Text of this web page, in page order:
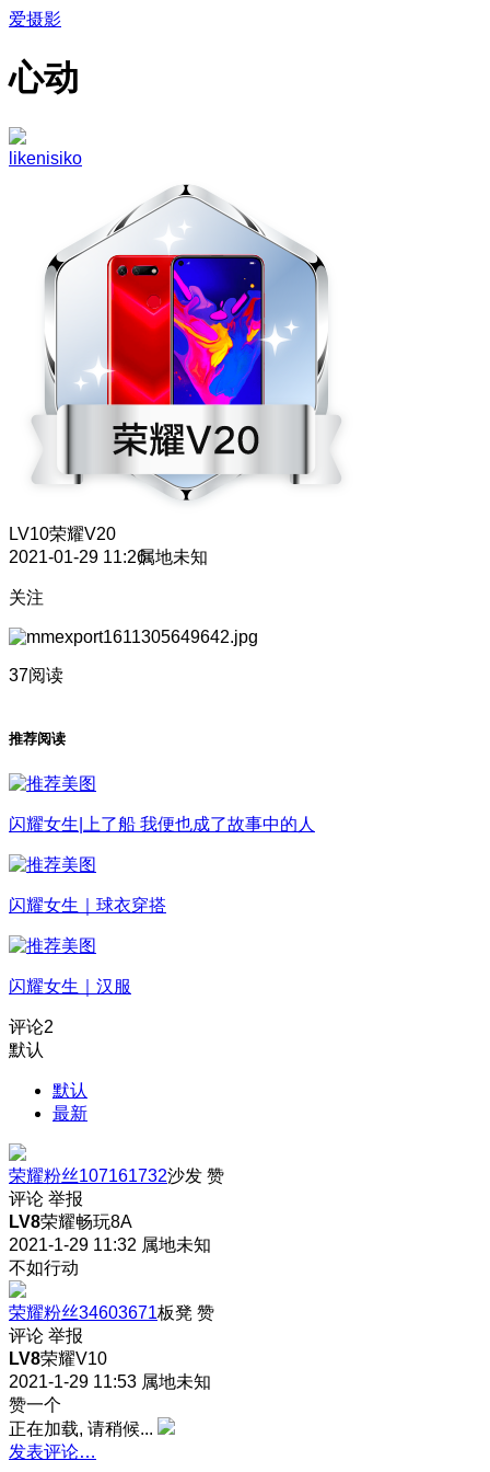
爱摄影
心动
likenisiko
LV10荣耀V20
2021-01-29 11:26属地未知
关注
37阅读
推荐阅读
闪耀女生|上了船 我便也成了故事中的人
闪耀女生｜球衣穿搭
闪耀女生｜汉服
评论2
默认
默认
最新
荣耀粉丝107161732沙发 赞
评论 举报
LV8荣耀畅玩8A
2021-1-29 11:32 属地未知
不如行动
荣耀粉丝34603671板凳 赞
评论 举报
LV8荣耀V10
2021-1-29 11:53 属地未知
赞一个
正在加载, 请稍候...
发表评论…